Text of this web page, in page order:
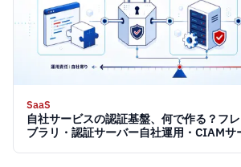
SaaS
自社サービスの認証基盤、何で作る？フ
ブラリ・認証サーバー自社運用・CIAMサ